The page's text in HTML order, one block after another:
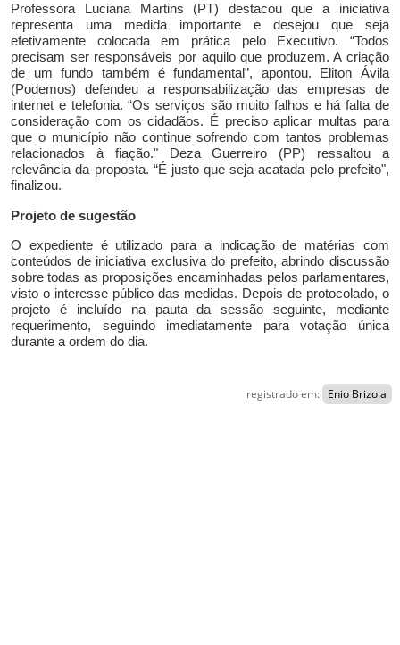
Professora Luciana Martins (PT) destacou que a iniciativa
representa uma medida importante e desejou que seja
efetivamente colocada em prática pelo Executivo. “Todos
precisam ser responsáveis por aquilo que produzem.A criação
de um fundo também é fundamental”, apontou. Eliton Ávila
(Podemos) defendeu a responsabilização das empresas de
internet e telefonia. “Os serviços são muito falhos e há falta de
consideração com os cidadãos. É preciso aplicar multas para
que o município não continue sofrendo com tantos problemas
relacionados à fiação." Deza Guerreiro (PP) ressaltou a
relevância da proposta. “É justo que seja acatada pelo prefeito",
finalizou.
Projeto de sugestão
O expediente é utilizado para a indicação de matérias com
conteúdos de iniciativa exclusiva do prefeito, abrindo discussão
sobre todas as proposições encaminhadas pelos parlamentares,
visto o interesse público das medidas. Depois de protocolado, o
projeto é incluído na pauta da sessão seguinte, mediante
requerimento, seguindo imediatamente para votação única
durante a ordem do dia.
registrado em: Enio Brizola